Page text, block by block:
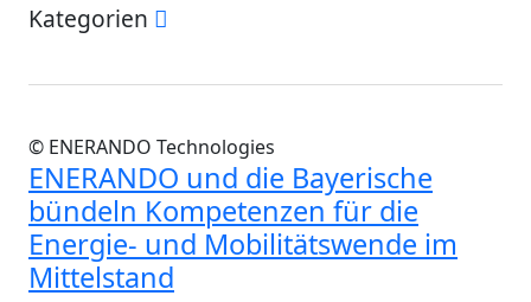
Kategorien
© ENERANDO Technologies
ENERANDO und die Bayerische
bündeln Kompetenzen für die
Energie- und Mobilitätswende im
Mittelstand